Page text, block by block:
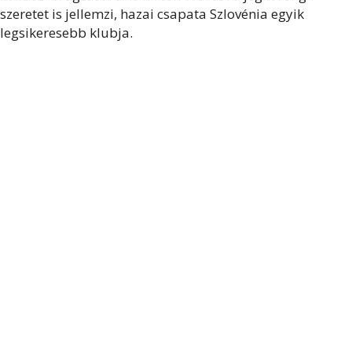
szeretet is jellemzi, hazai csapata Szlovénia egyik
legsikeresebb klubja.